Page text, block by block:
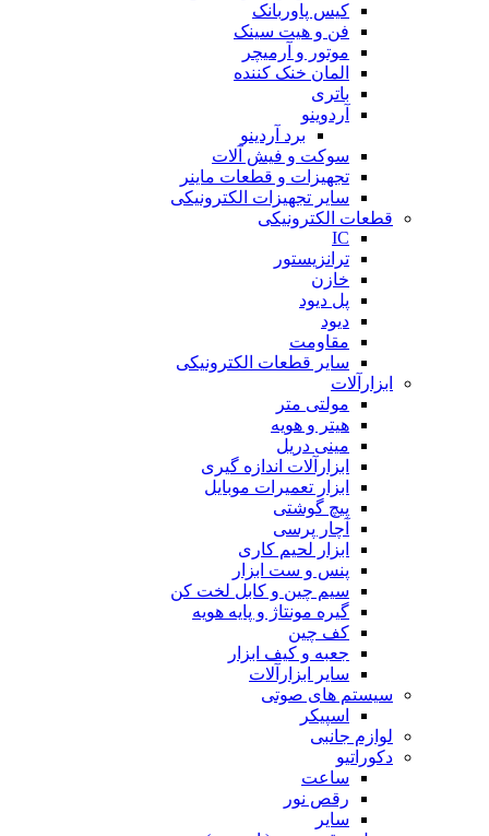
کیس پاوربانک
فن و هیت سینک
موتور و آرمیچر
المان خنک کننده
باتری
آردوینو
برد آردینو
سوکت و فیش آلات
تجهیزات و قطعات ماینر
سایر تجهیزات الکترونیکی
قطعات الکترونیکی
IC
ترانزیستور
خازن
پل دیود
دیود
مقاومت
سایر قطعات الکترونیکی
ابزارآلات
مولتی متر
هیتر و هویه
مینی دریل
ابزارآلات اندازه گیری
ابزار تعمیرات موبایل
پیچ گوشتی
آچار پرسی
ابزار لحیم کاری
پنس و ست ابزار
سیم چین و کابل لخت کن
گیره مونتاژ و پایه هویه
کف چین
جعبه و کیف ابزار
سایر ابزارآلات
سیستم های صوتی
اسپیکر
لوازم جانبی
دکوراتیو
ساعت
رقص نور
سایر